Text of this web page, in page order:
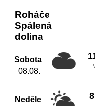
Roháče
Spálená
dolina
Sobota
08.08.
Neděle